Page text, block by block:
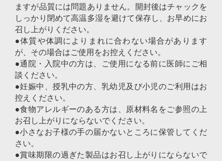
ますが品質には問題ありません。開封後はチャックを
しっかり閉めて高温多湿を避けて保存し、お早めにお
召し上がりください。
●体質や体調によりまれに合わない場合があります
が、その場合はご使用をお控えください。
●通院・入院中の方は、ご使用になる前に医師にご相
談ください。
●妊娠中、授乳中の方、乳幼児及び小児のご利用はお
控えください。
●食物アレルギーのある方は、原材料名をご参照の上
お召し上がりにならないでください。
●小さなお子様の手の届かないところに保管してくだ
さい。
●賞味期限の過ぎた製品はお召し上がりにならないで